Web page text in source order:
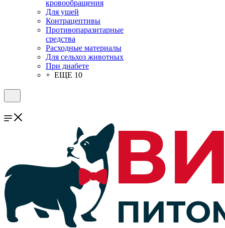
кровообращения
Для ушей
Контрацептивы
Противопаразитарные
средства
Расходные материалы
Для сельхоз животных
При диабете
+ ЕЩЕ 10